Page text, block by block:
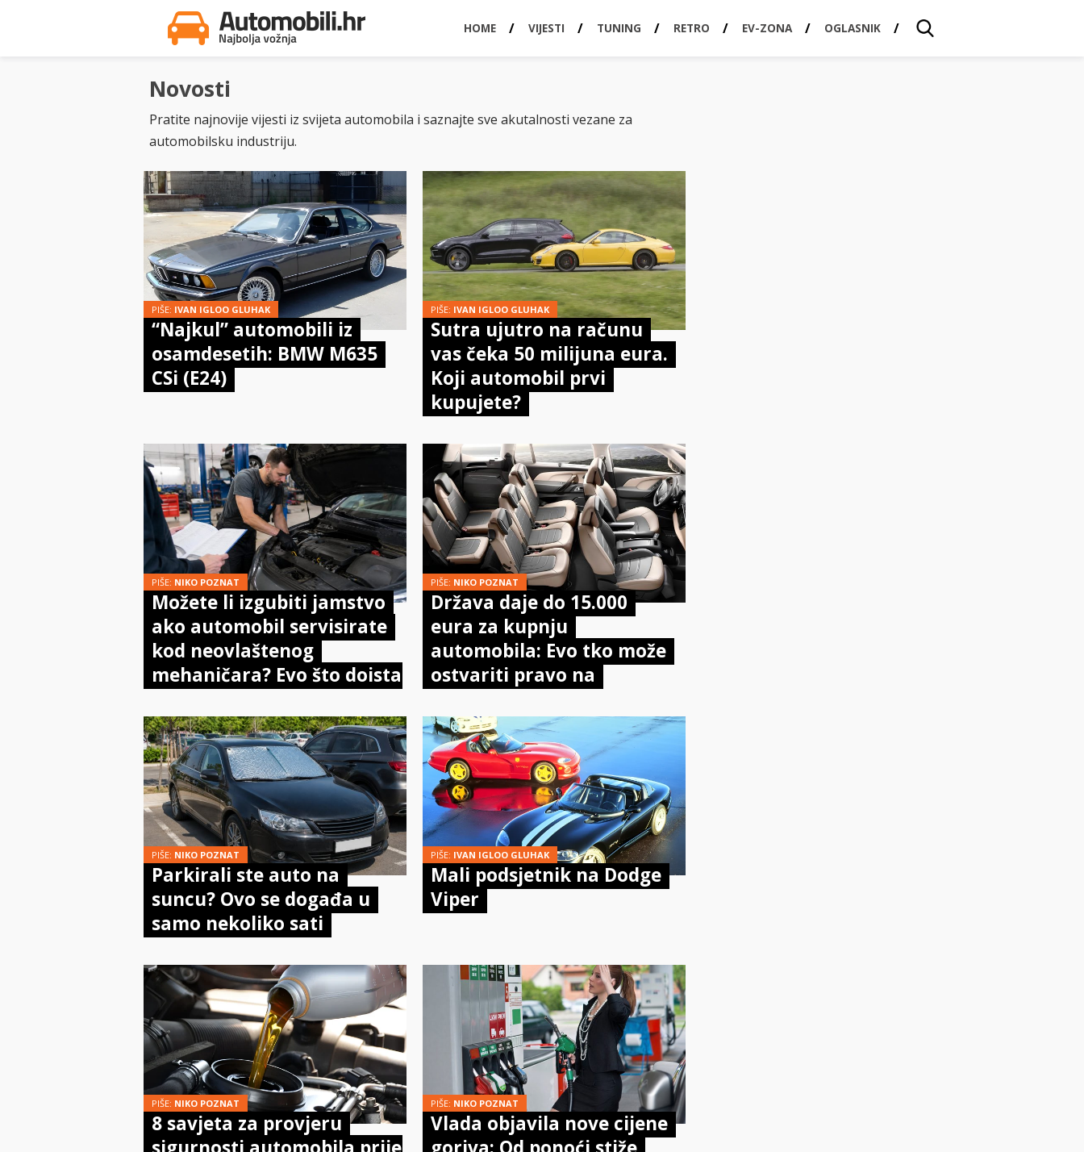
HOME VIJESTI TUNING RETRO EV-ZONA OGLASNIK
Novosti
Pratite najnovije vijesti iz svijeta automobila i saznajte sve akutalnosti vezane za
automobilsku industriju.
PIŠE: IVAN IGLOO GLUHAK
“Najkul” automobili iz
osamdesetih: BMW M635
CSi (E24)
PIŠE: IVAN IGLOO GLUHAK
Sutra ujutro na računu
vas čeka 50 milijuna eura.
Koji automobil prvi
kupujete?
PIŠE: NIKO POZNAT
Možete li izgubiti jamstvo
ako automobil servisirate
kod neovlaštenog
mehaničara? Evo što doista
PIŠE: NIKO POZNAT
Država daje do 15.000
eura za kupnju
automobila: Evo tko može
ostvariti pravo na
PIŠE: NIKO POZNAT
Parkirali ste auto na
suncu? Ovo se događa u
samo nekoliko sati
PIŠE: IVAN IGLOO GLUHAK
Mali podsjetnik na Dodge
Viper
PIŠE: NIKO POZNAT
8 savjeta za provjeru
PIŠE: NIKO POZNAT
Vlada objavila nove cijene